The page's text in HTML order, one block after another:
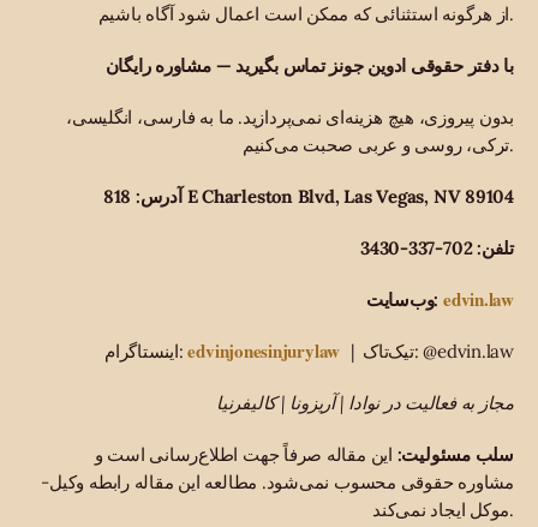
از هرگونه استثنائی که ممکن است اعمال شود آگاه باشیم.
با دفتر حقوقی ادوین جونز تماس بگیرید — مشاوره رایگان
بدون پیروزی، هیچ هزینه‌ای نمی‌پردازید. ما به فارسی، انگلیسی،
ترکی، روسی و عربی صحبت می‌کنیم.
آدرس: 818 E Charleston Blvd, Las Vegas, NV 89104
تلفن: 702-337-3430
وب‌سایت:edvin.law
اینستاگرام:edvinjonesinjurylaw | تیک‌تاک: @edvin.law
مجاز به فعالیت در نوادا | آریزونا | کالیفرنیا
سلب مسئولیت: این مقاله صرفاً جهت اطلاع‌رسانی است و
مشاوره حقوقی محسوب نمی‌شود. مطالعه این مقاله رابطه وکیل-
موکل ایجاد نمی‌کند.